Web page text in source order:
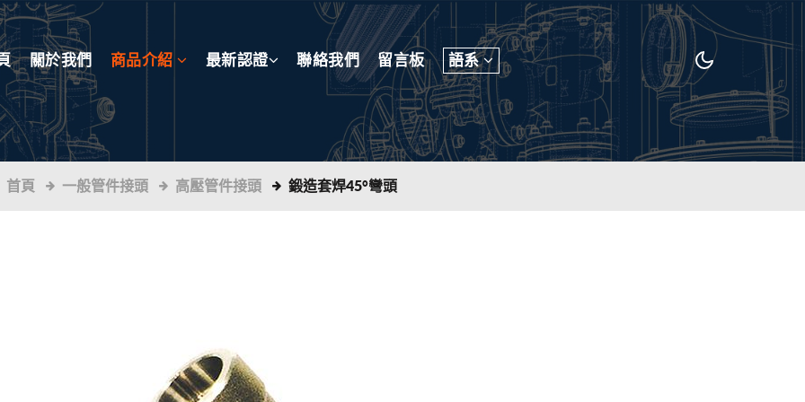
關於我們 商品介紹 最新認證 聯絡我們 留言板 語系
首頁 一般管件接頭 高壓管件接頭 鍛造套焊45°彎頭